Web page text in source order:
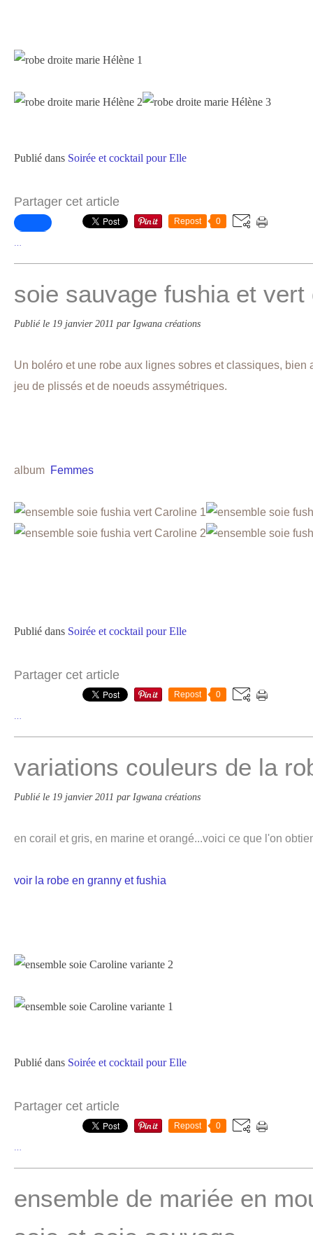
Publié dans Soirée et cocktail pour Elle
Partager cet article
Repost 0
soie sauvage fushia et vert
Publié le 19 janvier 2011 par Igwana créations
Un boléro et une robe aux lignes sobres et classiques, bien
jeu de plissés et de noeuds assymétriques.
album Femmes
Publié dans Soirée et cocktail pour Elle
Partager cet article
Repost 0
variations couleurs de la
Publié le 19 janvier 2011 par Igwana créations
en corail et gris, en marine et orangé...voici ce que l'on
voir la robe en granny et fushia
Publié dans Soirée et cocktail pour Elle
Partager cet article
Repost 0
ensemble de mariée en